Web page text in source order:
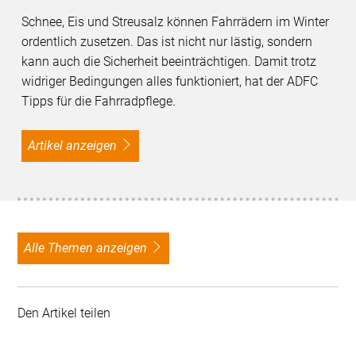
Schnee, Eis und Streusalz können Fahrrädern im Winter
ordentlich zusetzen. Das ist nicht nur lästig, sondern
kann auch die Sicherheit beeinträchtigen. Damit trotz
widriger Bedingungen alles funktioniert, hat der ADFC
Tipps für die Fahrradpflege.
Artikel anzeigen
alle Themen anzeigen
Den Artikel teilen